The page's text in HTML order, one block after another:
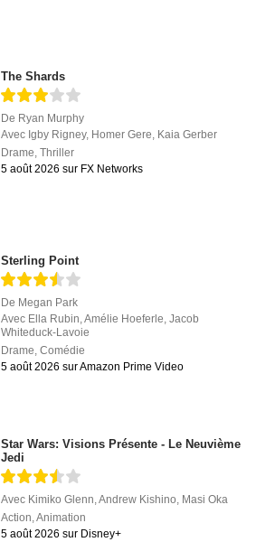
The Shards
De Ryan Murphy
Avec Igby Rigney, Homer Gere, Kaia Gerber
Drame,Thriller
5 août 2026 sur FX Networks
Sterling Point
De Megan Park
Avec Ella Rubin ,Amélie Hoeferle ,Jacob
Whiteduck-Lavoie
Drame ,Comédie
5 août 2026 sur Amazon Prime Video
Star Wars: Visions Présente - Le Neuvième
Jedi
Avec Kimiko Glenn,Andrew Kishino, Masi Oka
Action,Animation
5 août 2026 sur Disney+